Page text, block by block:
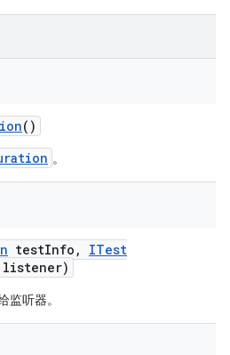
()
。
testInfo ,
ITest
listener)
监听器。